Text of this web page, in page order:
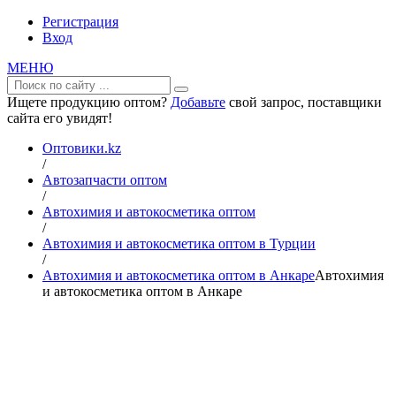
Регистрация
Вход
МЕНЮ
Ищете продукцию оптом? Добавьте свой запрос, поставщики
сайта его увидят!
Оптовики.kz
/
Автозапчасти оптом
/
Автохимия и автокосметика оптом
/
Автохимия и автокосметика оптом в Турции
/
Автохимия и автокосметика оптом в АнкареАвтохимия
и автокосметика оптом в Анкаре